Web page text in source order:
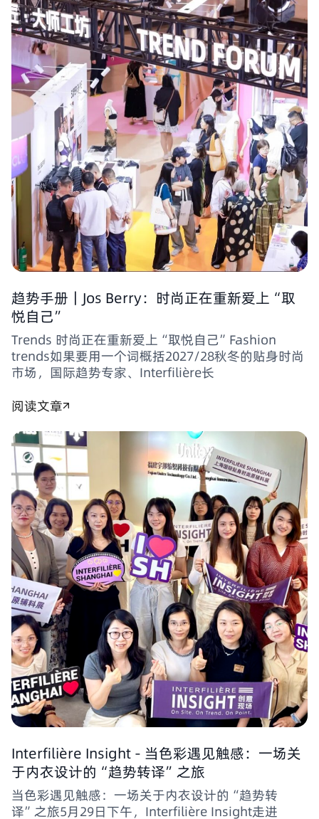
趋势手册｜Jos Berry：时尚正在重新爱上“取
悦自己”
Trends 时尚正在重新爱上“取悦自己”Fashion
trends如果要用一个词概括2027/28秋冬的贴身时尚
市场，国际趋势专家、Interfilière长
阅读文章
Interfilière Insight - 当色彩遇见触感：一场关
于内衣设计的“趋势转译”之旅
当色彩遇见触感：一场关于内衣设计的“趋势转
译”之旅5月29日下午，Interfilière Insight走进